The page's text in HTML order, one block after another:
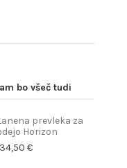
bo všeč tudi
prevleka za
Horizon
€